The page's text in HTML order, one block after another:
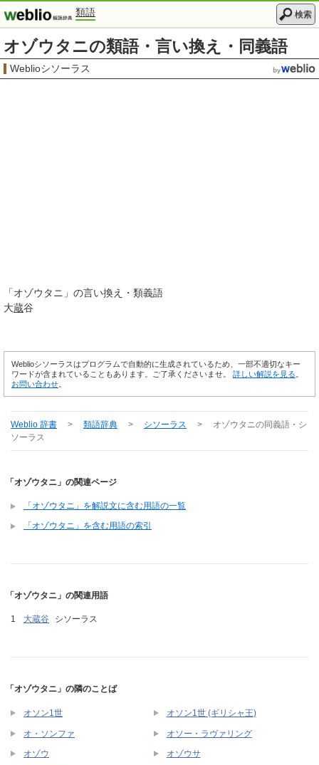
類語 検索
オゾウタニの類語・言い換え・同義語
Weblioシソーラス
「オゾウタニ 」の言い換え・類義語
大蔵谷
Weblioシソーラスはプログラムで自動的に生成されているため、一部不適切なキー
ワードが含まれていることもあります。ご了承くださいませ。 詳しい解説を見る
お問い合わせ
Weblio 辞書 > 類語辞典 > シソーラス > オゾウタニの同義語・シ
ソーラス
「オゾウタニ」の関連ページ
「オゾウタニ」を解説文に含む用語の一覧
「オゾウタニ」を含む用語の索引
「オゾウタニ」の関連用語
大蔵谷 シソーラス
「オゾウタニ」の隣のことば
オソン1世 オソン1世 (ギリシャ王)
オ・ソンファ オソー・ラヴァリング
オゾウ オゾウサ